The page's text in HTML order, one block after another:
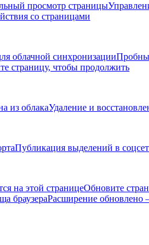
просмотр страницы
со страницами
облачной синхронизации
страницу, чтобы продолжить
из облакаУдаление и
Публикация выделений в
на этой страницеОбновите
браузераРасширение обновлено